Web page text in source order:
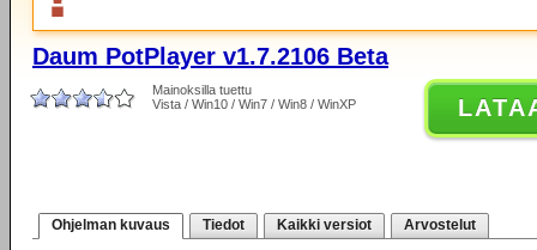
Daum PotPlayer v1.7.2106 Beta
Mainoksilla tuettu
Vista / Win10 / Win7 / Win8 / WinXP
Ohjelman kuvaus Tiedot Kaikki versiot Arvostelut